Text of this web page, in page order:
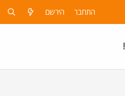
התחבר הירשם